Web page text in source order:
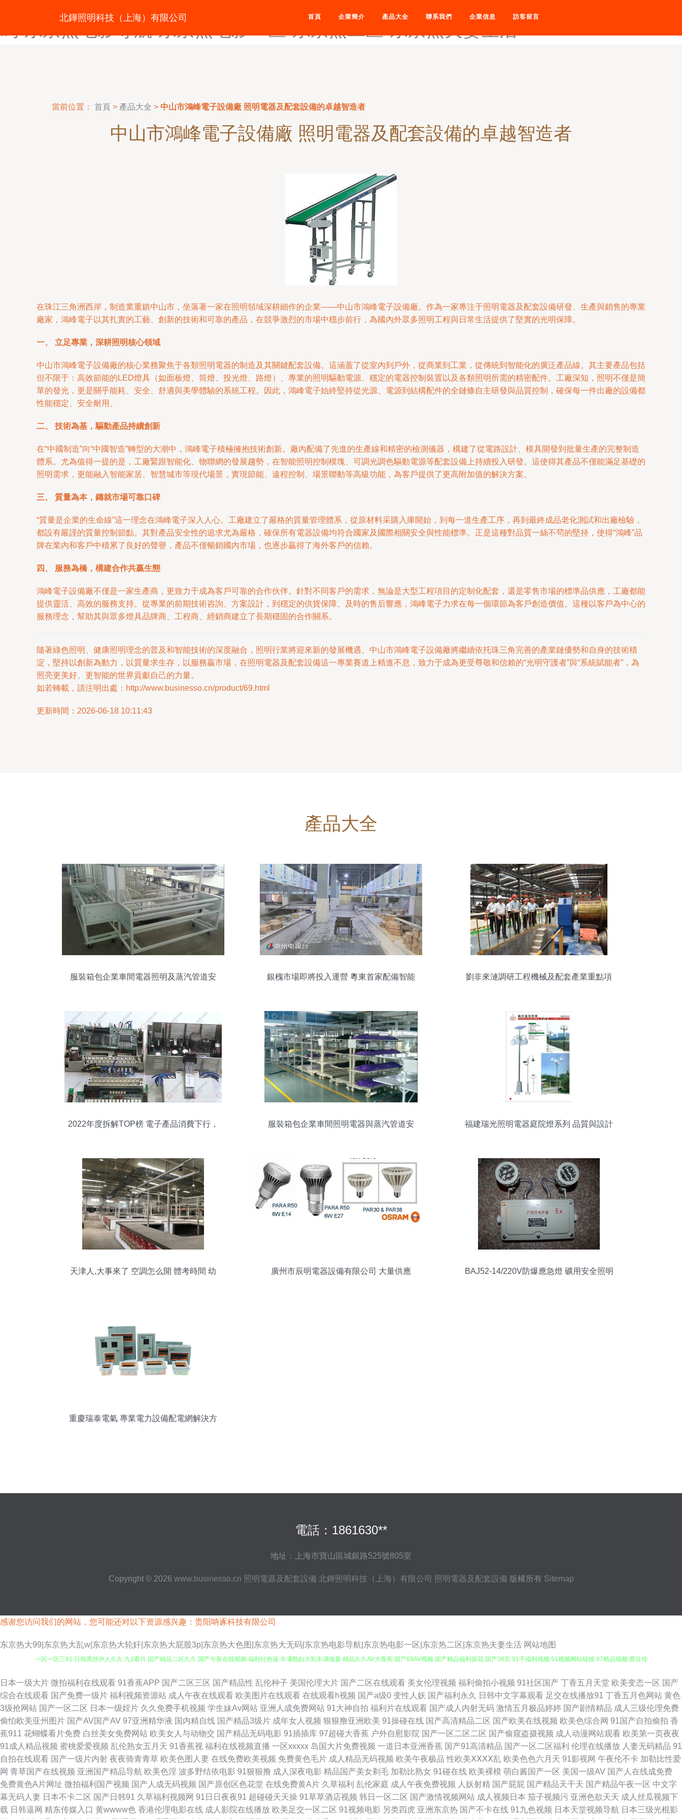
东京热大99-东京热大乱w-东京热大轮奸-东京热大屁股3p-东京热大色图-东京热大无
北鏵照明科技（上海）有限公司 首頁 企業簡介 產品大全 聯系我們 企業信息 訪客留言
當前位置： 首頁 > 產品大全 > 中山市鴻峰電子設備廠 照明電器及配套設備的卓越智造者
中山市鴻峰電子設備廠 照明電器及配套設備的卓越智造者
在珠江三角洲西岸，制造業重鎮中山市，坐落著一家在照明領域深耕細作的企業——中山市鴻峰電子設備廠。作為一家專注于照明電器及配套設備研發、生產與銷售的專業
廠家，鴻峰電子以其扎實的工藝、創新的技術和可靠的產品，在競爭激烈的市場中穩步前行，為國內外眾多照明工程與日常生活提供了堅實的光明保障。
一、 立足專業，深耕照明核心領域
中山市鴻峰電子設備廠的核心業務聚焦于各類照明電器的制造及其關鍵配套設備。這涵蓋了從室內到戶外，從商業到工業，從傳統到智能化的廣泛產品線。其主要產品包括
但不限于：高效節能的LED燈具（如面板燈、筒燈、投光燈、路燈）、專業的照明驅動電源、穩定的電器控制裝置以及各類照明所需的精密配件。工廠深知，照明不僅是簡
單的發光，更是關乎能耗、安全、舒適與美學體驗的系統工程。因此，鴻峰電子始終堅持從光源、電源到結構配件的全鏈條自主研發與品質控制，確保每一件出廠的設備都
性能穩定、安全耐用。
二、 技術為基，驅動產品持續創新
在“中國制造”向“中國智造”轉型的大潮中，鴻峰電子積極擁抱技術創新。廠內配備了先進的生產線和精密的檢測儀器，構建了從電路設計、模具開發到批量生產的完整制造
體系。尤為值得一提的是，工廠緊跟智能化、物聯網的發展趨勢，在智能照明控制模塊、可調光調色驅動電源等配套設備上持續投入研發。這使得其產品不僅能滿足基礎的
照明需求，更能融入智能家居、智慧城市等現代場景，實現節能、遠程控制、場景聯動等高級功能，為客戶提供了更高附加值的解決方案。
三、 質量為本，鑄就市場可靠口碑
“質量是企業的生命線”這一理念在鴻峰電子深入人心。工廠建立了嚴格的質量管理體系，從原材料采購入庫開始，到每一道生產工序，再到最終成品老化測試和出廠檢驗，
都設有嚴謹的質量控制節點。其對產品安全性的追求尤為嚴格，確保所有電器設備均符合國家及國際相關安全與性能標準。正是這種對品質一絲不茍的堅持，使得“鴻峰”品
牌在業內和客戶中積累了良好的聲譽，產品不僅暢銷國內市場，也逐步贏得了海外客戶的信賴。
四、 服務為橋，構建合作共贏生態
鴻峰電子設備廠不僅是一家生產商，更致力于成為客戶可靠的合作伙伴。針對不同客戶的需求，無論是大型工程項目的定制化配套，還是零售市場的標準品供應，工廠都能
提供靈活、高效的服務支持。從專業的前期技術咨詢、方案設計，到穩定的供貨保障、及時的售后響應，鴻峰電子力求在每一個環節為客戶創造價值。這種以客戶為中心的
服務理念，幫助其與眾多燈具品牌商、工程商、經銷商建立了長期穩固的合作關系。
隨著綠色照明、健康照明理念的普及和智能技術的深度融合，照明行業將迎來新的發展機遇。中山市鴻峰電子設備廠將繼續依托珠三角完善的產業鏈優勢和自身的技術積
淀，堅持以創新為動力，以質量求生存，以服務贏市場，在照明電器及配套設備這一專業賽道上精進不息，致力于成為更受尊敬和信賴的“光明守護者”與“系統賦能者”，為
照亮更美好、更智能的世界貢獻自己的力量。
如若轉載，請注明出處：http://www.businesso.cn/product/69.html
更新時間：2026-06-18 10:11:43
產品大全
服裝箱包企業車間電器照明及蒸汽管道安
銀槐市場即將投入運營 粵東首家配備智能
劉非來漣調研工程機械及配套產業重點項
2022年度拆解TOP榜 電子產品消費下行，
服裝箱包企業車間照明電器與蒸汽管道安
福建瑞光照明電器庭院燈系列 品質與設計
天津人,大事來了 空調怎么開 體考時間 幼
廣州市辰明電器設備有限公司 大量供應
BAJ52-14/220V防爆應急燈 礦用安全照明
重慶瑞泰電氣 專業電力設備配電網解決方
電話：1861630**
地址：上海市寶山區城銀路525號805室
Copyright © 2026 www.businesso.cn 照明電器及配套設備 北鏵照明科技（上海）有限公司 照明電器及配套設備 版權所有 Sitemap
感谢您访问我们的网站，您可能还对以下资源感兴趣：贵阳呐诼科技有限公司
东京热大99|东京热大乱w|东京热大轮奸|东京热大屁股3p|东京热大色图|东京热大无码|东京热电影导航|东京热电影一区|东京热二区|东京热夫妻生活 网站地图
媒悟空电影院 国产在线小视频 九九国产精 久艹网伊人 精品产品日精品产品 男人天堂ay 91tv在线看 国产视频小说91 亚洲五月天丁香 韩日在线伦理片 五月天色色 久久免费精品视频图片 超碰人人奸 色情五月 91社抖音在线 九一社
区在线观看 91v国产精品酒视频 欧美性交片深喉 91啦在线视频 国产情侣肏屄视频 天天激情导航 91熟女在线破膜 久草精品资源站 四虎久久 91网站在线观看免费 国产精品自拍一区 熟妇乱一区二区 91妻骚逼网站 欧美日韩中文字幕
69福利社首页 丁香五月激情一本道 日韩色影影院 日韩TV123区 99精品小视频 微拍福利伦理 国产激情一区 久久精品品国产 91干福利视频 成人福利99 午夜福利电源 东方av免费观看 丝袜人妻中出无码 91看频 日韩久久中文 91永
久免费看视频 激情综合网激情九月 香蕉蜜桃小视频 TS人妖做爱在线观看 免费国产三级网址 91青草草 欧美日韩sss 91性感在线 老湿影院福利社 91资源 五月天福利導航 丁香成人色网 91社免费入口 av在线不卡影院 91大神精品 欧
美色图15P 香蕉人狼人综合 东方在线正在进入AV 欧美成久久 成人福利一区 69福利导航在线 av黑料在线 91成人在线初夜 一本道av福利社 91小视频在线 婷婷午夜 肏屄自拍视频 日韩无码高清一区 久re九九 91啪啪 国产先锋AV 日
本综合色网 91TV是什么 国产精品人久久精品 影音先锋AV无码网 久久亚洲精品波多 亚洲天堂网2026 日韩电影αν免费 91网站入口免费 探花精品9区 91白虎丝袜福利观看 色情下载 美女逼视频 91PRON网站 91舔丝足 国产精品色约
日本一级大片 微拍福利在线观看 91香蕉APP 国产二区三区 国产精品性 乱伦种子 美国伦理大片 国产二区在线观看 美女伦理视频 福利偷拍小视频 91社区国产 丁香五月天堂 欧美变态一区 国产
综合在线观看 国产免费一级片 福利视频资源站 成人午夜在线观看 欧美图片在线观看 在线观看h视频 国产a级0 变性人妖 国产福利永久 日韩中文字幕观看 足交在线播放91 丁香五月色网站 黄色
3级抢网站 国产一区二区 日本一级婬片 久久免费手机视频 学生妹Av网站 亚洲人成免费网站 91大神自拍 福利片在线观看 国产成人内射无码 激情五月极品婷婷 国产剧情精品 成人三级伦理免费
偷怕欧美亚州图片 国产AV国产AV 97亚洲精华液 国内精自线 国产精品3级片 成年女人视频 狠狠撸亚洲欧美 91操碰在线 国产高清精品二区 国产欧美在线视频 欧美色综合网 91国产自拍偷拍 香
蕉911 花蝴蝶看片免费 白丝美女免费网站 欧美女人与动物交 国产精品无码电影 91插插库 97超碰大香蕉 户外自慰影院 国产一区二区二区 国产偷窥盗摄视频 成人动漫网站观看 欧美第一页夜夜
91成人精品视频 蜜桃爱爱视频 乱伦熟女五月天 91香蕉视 福利在线视频直播 一区xxxxx 岛国大片免费视频 一道日本亚洲香蕉 国产91高清精品 国产一区二区福利 伦理在线播放 人妻无码精品 91
自拍在线观看 国产一级片内射 夜夜骑青青草 欧美色图人妻 在线免费欧美视频 免费黄色毛片 成人精品无码视频 欧美午夜极品 性欧美ⅩⅩⅩⅩ乱 欧美色色六月天 91影视网 午夜伦不卡 加勒比性爱
网 青草国产在线视频 亚洲国产精品导航 欧美色淫 波多野结依电影 91狠狠撸 成人深夜电影 精品国产美女剃毛 加勒比熟女 91碰在线 欧美裸模 萌白酱国产一区 美国一级AV 国产人在线成免费
免费黄色A片网址 微拍福利国产视频 国产人成无码视频 国产原创区色花堂 在线免费黄A片 久草福利 乱伦家庭 成人午夜免费视频 人妖射精 国产屁屁 国产精品天干天 国产精品午夜一区 中文字
幕无码人妻 日本不卡二区 国产日韩91 久草福利视频网 91日日夜夜91 超碰碰天天操 91草草酒店视频 韩日一区二区 国产激情视频网站 成人视频日本 茄子视频污 亚洲色欲天天 成人丝瓜视频下
载 日韩逼网 精东传媒入口 黄wwww色 香港伦理电影在线 成人影院在线播放 欧美足交一区二区 91视频电影 另类四虎 亚洲东京热 国产不卡在线 91九色视频 日本天堂视频导航 日本三级光棍影